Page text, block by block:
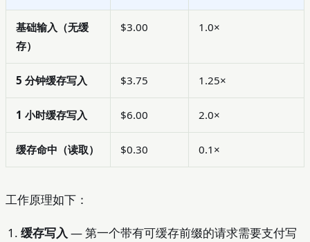
基础输入（无缓
存）
$3.00 1.0×
5 分钟缓存写入 $3.75 1.25×
1 小时缓存写入 $6.00 2.0×
缓存命中（读取） $0.30 0.1×
工作原理如下：
缓存写入 — 第一个带有可缓存前缀的请求需要支付写